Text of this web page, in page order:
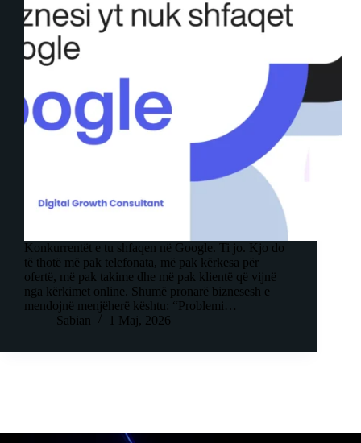
Konkurrentët e tu shfaqen në Google. Ti jo. Kjo do
të thotë më pak telefonata, më pak kërkesa për
ofertë, më pak takime dhe më pak klientë që vijnë
nga kërkimet online. Shumë pronarë biznesesh e
mendojnë menjëherë kështu: “Problemi…
Sabian
1 Maj, 2026